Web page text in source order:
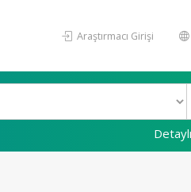
Araştırmacı Girişi